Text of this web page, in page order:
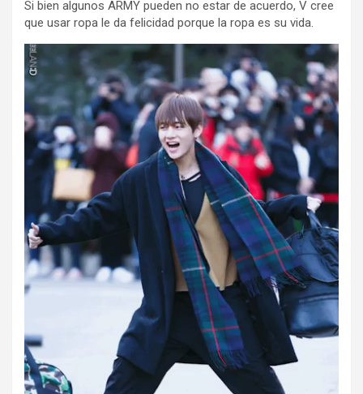
Si bien algunos ARMY pueden no estar de acuerdo, V cree
que usar ropa le da felicidad porque la ropa es su vida.